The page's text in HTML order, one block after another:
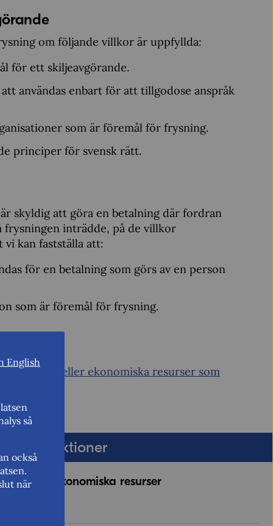
om följande villkor är uppfyllda:
för ett skiljeavgörande.
användas enbart för att tillgodose anspråk
som är föremål för frysning.
principer för svensk rätt.
skyldig att göra en betalning där fordran
inträdde, på de villkor
vi kan fastställa att:
för en betalning som görs av en person
som är föremål för frysning.
eller ekonomiska resurser som
för sanktioner
andra ekonomiska resurser
English
så
också
när